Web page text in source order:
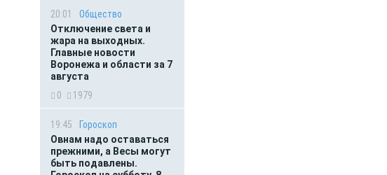
20:01
Общество
Отключение света и
жара на выходных.
Главные новости
Воронежа и области за 7
августа
0
1979
19:45
Гороскоп
Овнам надо оставаться
прежними, а Весы могут
быть подавлены.